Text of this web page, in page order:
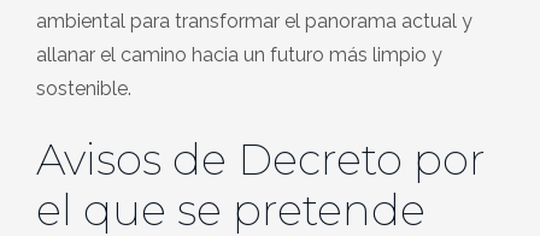
ambiental para transformar el panorama actual y
allanar el camino hacia un futuro más limpio y
sostenible.
Avisos de Decreto por
el que se pretende